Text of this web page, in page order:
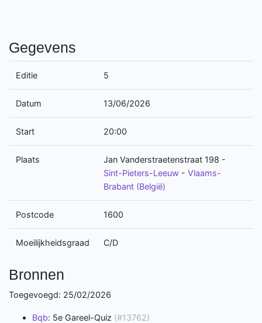
Gegevens
Editie 5
Datum 13/06/2026
Start 20:00
Plaats Jan Vanderstraetenstraat 198 -
Sint-Pieters-Leeuw - Vlaams-
Brabant (België)
Postcode 1600
Moeilijkheidsgraad C/D
Bronnen
Toegevoegd: 25/02/2026
Bqb: 5e Gareel-Quiz (#13762)